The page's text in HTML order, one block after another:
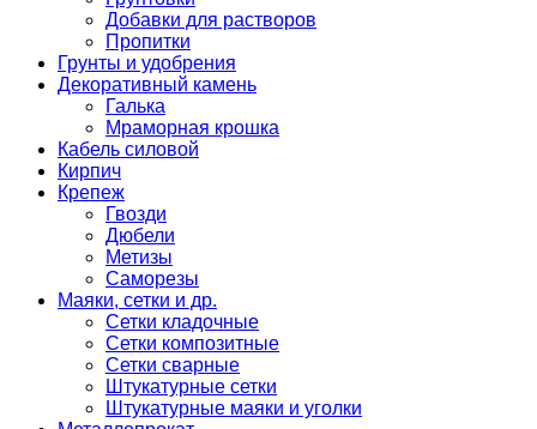
Добавки для растворов
Пропитки
Грунты и удобрения
Декоративный камень
Галька
Мраморная крошка
Кабель силовой
Кирпич
Крепеж
Гвозди
Дюбели
Метизы
Саморезы
Маяки, сетки и др.
Сетки кладочные
Сетки композитные
Сетки сварные
Штукатурные сетки
Штукатурные маяки и уголки